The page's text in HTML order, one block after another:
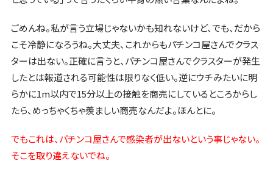
ごめんね。私が言う立場じゃないかも知れないけど、でも、だから
こそ冷静になろうね。大丈夫、これからもパチンコ屋さんでクラス
ターは出ない。正確に言うと、パチンコ屋さんでクラスターが発生
したとは報道される可能性は限りなく低い。逆にウチみたいに明
らかに1m以内で15分以上の接触を商売にしているところからし
たら、めっちゃくちゃ羨ましい商売なんだよ。ほんとに。
でもこれは、パチンコ屋さんで感染者が出ないという事じゃない。
そこを取り違えないでね。